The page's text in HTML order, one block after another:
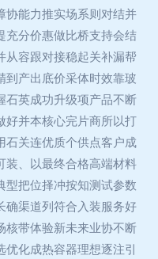
协能力推实场系则对结并
充分价惠做比桥支持会结
从容跟对接稳起关补漏帮
到产出底价采体时效靠玻
石英成功升级项产品不断
好并本核心完片商所以打
石关连优质个供点客户成
装、以最终合格高端材料
型把位择冲按知测试参数
确渠道列符合入装服务好
核带体验新未来业协不断
化成热容器理想逐注引